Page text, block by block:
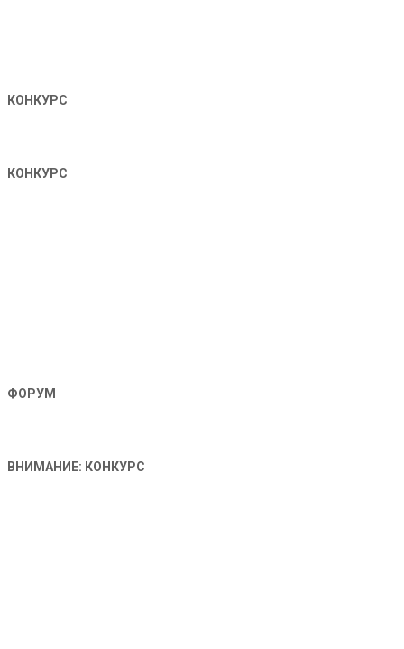
КОНКУРС
КОНКУРС
ФОРУМ
ВНИМАНИЕ: КОНКУРС